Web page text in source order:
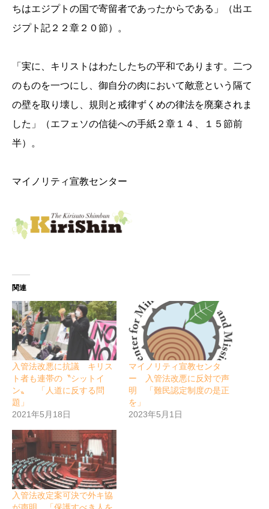
ちはエジプトの国で寄留者であったからである」（出エ
ジプト記２２章２０節）。
「実に、キリストはわたしたちの平和であります。二つ
のものを一つにし、御自分の肉において敵意という隔て
の壁を取り壊し、規則と戒律ずくめの律法を廃棄されま
した」（エフェソの信徒への手紙２章１４、１５節前
半）。
マイノリティ宣教センター
関連
入管法改悪に抗議 キリス
ト者も連帯の〝シットイ
ン〟 「人道に反する問
題」
2021年5月18日
マイノリティ宣教センタ
ー 入管法改悪に反対で声
明 「難民認定制度の是正
を」
2023年5月1日
入管法改定案可決で外キ協